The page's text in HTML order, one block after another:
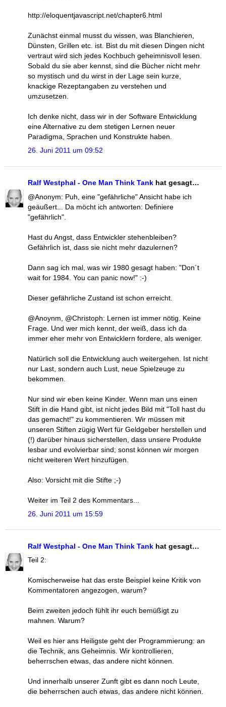
http://eloquentjavascript.net/chapter6.html
Zunächst einmal musst du wissen, was Blanchieren,
Dünsten, Grillen etc. ist. Bist du mit diesen Dingen nicht
vertraut wird sich jedes Kochbuch geheimnisvoll lesen.
Sobald du sie aber kennst, sind die Bücher nicht mehr
so mystisch und du wirst in der Lage sein kurze,
knackige Rezeptangaben zu verstehen und
umzusetzen.
Ich denke nicht, dass wir in der Software Entwicklung
eine Alternative zu dem stetigen Lernen neuer
Paradigma, Sprachen und Konstrukte haben.
26. Juni 2011 um 09:52
Ralf Westphal - One Man Think Tank hat gesagt…
@Anonym: Puh, eine "gefährliche" Ansicht habe ich
geäußert... Da möcht ich antworten: Definiere
"gefährlich".
Hast du Angst, dass Entwickler stehenbleiben?
Gefährlich ist, dass sie nicht mehr dazulernen?
Dann sag ich mal, was wir 1980 gesagt haben: "Don´t
wait for 1984. You can panic now!" :-)
Dieser gefährliche Zustand ist schon erreicht.
@Anoynm, @Christoph: Lernen ist immer nötig. Keine
Frage. Und wer mich kennt, der weiß, dass ich da
immer eher mehr von Entwicklern fordere, als weniger.
Natürlich soll die Entwicklung auch weitergehen. Ist nicht
nur Last, sondern auch Lust, neue Spielzeuge zu
bekommen.
Nur sind wir eben keine Kinder. Wenn man uns einen
Stift in die Hand gibt, ist nicht jedes Bild mit "Toll hast du
das gemacht!" zu kommentieren. Wir müssen mit
unseren Stiften zügig Wert für Geldgeber herstellen und
(!) darüber hinaus sicherstellen, dass unsere Produkte
lesbar und evolvierbar sind; sonst können wir morgen
nicht weiteren Wert hinzufügen.
Also: Vorsicht mit die Stifte ;-)
Weiter im Teil 2 des Kommentars...
26. Juni 2011 um 15:59
Ralf Westphal - One Man Think Tank hat gesagt…
Teil 2:
Komischerweise hat das erste Beispiel keine Kritik von
Kommentatoren angezogen, warum?
Beim zweiten jedoch fühlt ihr euch bemüßigt zu
mahnen. Warum?
Weil es hier ans Heiligste geht der Programmierung: an
die Technik, ans Geheimnis. Wir kontrollieren,
beherrschen etwas, das andere nicht können.
Und innerhalb unserer Zunft gibt es dann noch Leute,
die beherrschen auch etwas, das andere nicht können.